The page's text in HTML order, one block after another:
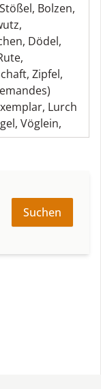
Stößel, Bolzen,
,
, Dödel,
,
, Zipfel,
, Lurch
, Vöglein,
Suchen